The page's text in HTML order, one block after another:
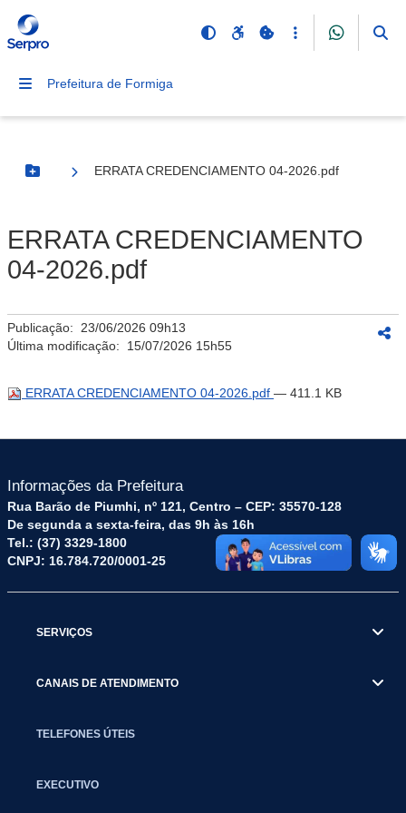
Prefeitura de Formiga
Botão Menu
ERRATA CREDENCIAMENTO 04-2026.pdf
ERRATA CREDENCIAMENTO
04-2026.pdf
Publicação: 23/06/2026 09h13
Última modificação: 15/07/2026 15h55
ERRATA CREDENCIAMENTO 04-2026.pdf — 411.1 KB
Informações da Prefeitura
Rua Barão de Piumhi, nº 121, Centro – CEP: 35570-128
De segunda a sexta-feira, das 9h às 16h
Tel.: (37) 3329-1800
CNPJ: 16.784.720/0001-25
SERVIÇOS
CANAIS DE ATENDIMENTO
TELEFONES ÚTEIS
EXECUTIVO